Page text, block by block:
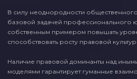
В силу неоднородности
базовой задачей профессионального
собственным примером повышать
способствовать росту правовой
Наличие правовой доминанты над
моделями гарантирует гуманные